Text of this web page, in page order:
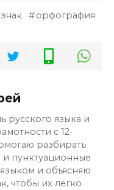
мягким знаком,
орфография
русского языка и
с 12-
разбирать
пунктуационные
и объясняю
чтобы их легко